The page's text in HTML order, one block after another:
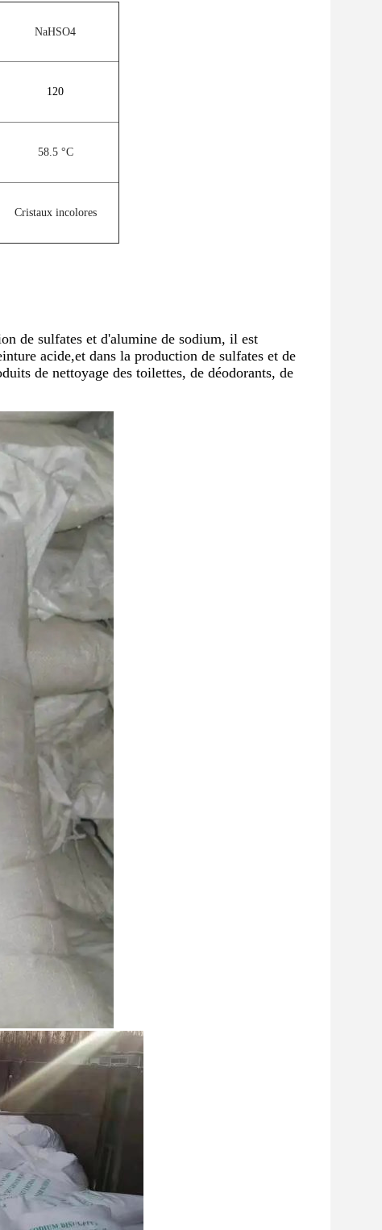
NaHSO4
120
58.5 °C
Cristaux incolores
de sulfates et d'alumine de sodium, il est
acide,et dans la production de sulfates et de
de nettoyage des toilettes, de déodorants, de